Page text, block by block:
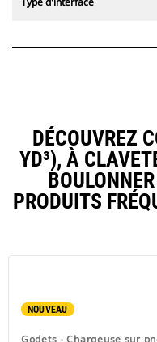
DÉCOUVREZ
YD³), À
PRODUITS
NOUVEAU